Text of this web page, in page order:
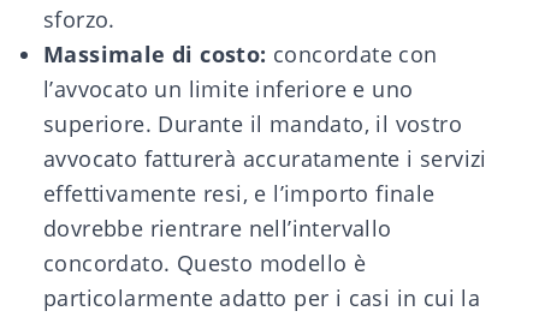
sforzo.
Massimale di costo: concordate con
l’avvocato un limite inferiore e uno
superiore. Durante il mandato, il vostro
avvocato fatturerà accuratamente i servizi
effettivamente resi, e l’importo finale
dovrebbe rientrare nell’intervallo
concordato. Questo modello è
particolarmente adatto per i casi in cui la